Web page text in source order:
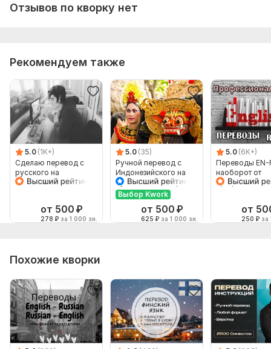
Отзывов по кворку нет
Рекомендуем также
5.0 (1K+)
Сделаю перевод с
русского на
английский и
от 500 ₽
278 ₽ за 1 000 зн.
5.0 (35)
Ручной перевод с
Индонезийского на
Русский и наоборот
Выбор Kwork
от 500 ₽
625 ₽ за 1 000 зн.
5.0 (6K+)
Переводы EN-
наоборот от
от
250 ₽ за
Похожие кворки